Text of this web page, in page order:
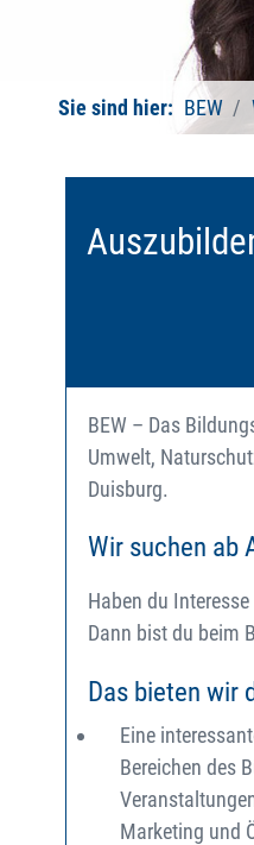
Sie sind hier: BEW
BEW – Das
Umwelt,
Duisburg.
Wir suchen ab
Haben du
Dann bist du beim
Das bieten wir
Eine
Bereichen des
Marketing und